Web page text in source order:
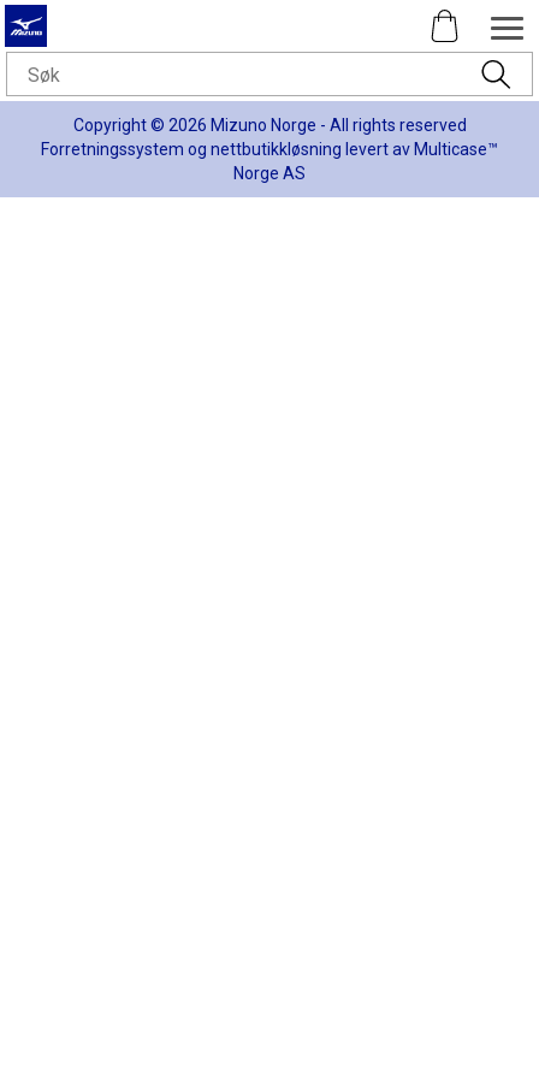
Copyright © 2026 Mizuno Norge - All rights reserved
Forretningssystem og nettbutikkløsning levert av Multicase™
Norge AS